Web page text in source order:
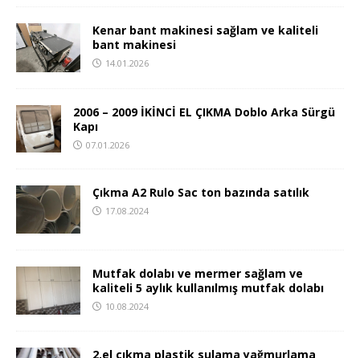
Kenar bant makinesi sağlam ve kaliteli
bant makinesi
14.01.2026
2006 – 2009 İKİNCİ EL ÇIKMA Doblo Arka Sürgü
Kapı
07.01.2026
Çıkma A2 Rulo Sac ton bazında satılık
17.08.2024
Mutfak dolabı ve mermer sağlam ve
kaliteli 5 aylık kullanılmış mutfak dolabı
10.08.2024
2.el çıkma plastik sulama yağmurlama